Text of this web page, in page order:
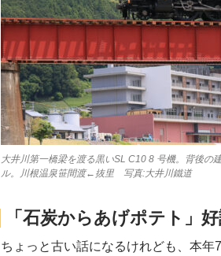
大井川第一橋梁を渡る黒いSL C10 8 号機。背後
ル。川根温泉笹間渡←抜里 写真:大井川鐵道
「石炭からあげポテト」
ちょっと古い話になるけれども、本年